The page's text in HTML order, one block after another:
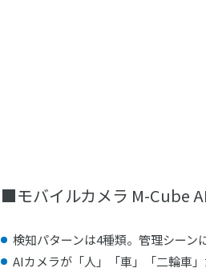
■モバイルカメラ M-Cube
検知パターンは4種類。管理シーン
AIカメラが「人」「車」「二輪車